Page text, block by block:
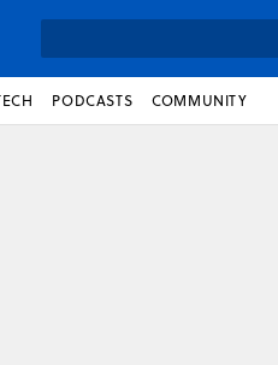
PODCASTS COMMUNITY